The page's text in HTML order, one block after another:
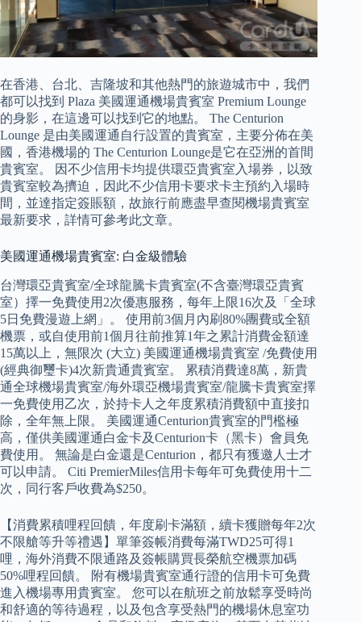
在香港、台北、吉隆坡和其他熱門的旅遊城市中，我們
都可以找到 Plaza 美國運通機場貴賓室 Premium Lounge
的身影，在這邊可以找到它的地點。 The Centurion
Lounge 是由美國運通自行設置的貴賓室，主要分佈在美
國，香港機場的 The Centurion Lounge是它在亞洲的首間
貴賓室。 因不少信用卡均提供環亞貴賓室入場券，以致
貴賓室較為擠迫，因此不少信用卡要求卡主預約入場時
間，並達指定簽賬額，故旅行前應盡早查閱機場貴賓室
最新要求，詳情可參考此文章。
美國運通機場貴賓室: 白金級體驗
台灣環亞貴賓室/全球龍騰卡貴賓室(不含臺灣環亞貴賓
室）擇一免費使用2次優惠服務，每年上限16次及「全球
5日免費漫遊上網」。 使用前3個月內刷80%團費或全額
機票，或自使用前1個月往前推算1年之累計消費金額達
15萬以上，無限次 (大立) 美國運通機場貴賓室 /免費使用
(經典御璽卡)4次新貴通貴賓室。 累積消費達8萬，新貴
通全球機場貴賓室/海外環亞機場貴賓室/龍騰卡貴賓室擇
一免費使用乙次，於持卡人之年度累積消費額中直接扣
除，全年無上限。 美國運通Centurion貴賓室的門檻極
高，僅供美國運通白金卡及Centurion卡（黑卡）會員免
費使用。 無論是白金還是Centurion，都只有獲邀人士才
可以申請。 Citi PremierMiles信用卡每年可免費使用十二
次，同行客戶收費為$250。
【消費累積哩程回饋，年度刷卡滿額，續卡獲贈每年2次
不限艙等升等禮遇】單筆簽帳消費每滿TWD25可得1
哩，海外消費不限通路及簽帳購買長榮航空機票加碼
50%哩程回饋。 附有機場貴賓室通行證的信用卡可免費
進入機場專用貴賓室。 您可以在航班之前放鬆享受時尚
和舒適的等待過程，以及包含享受熱門的機場休息室功